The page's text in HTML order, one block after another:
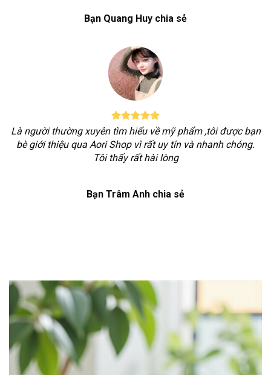
Bạn Quang Huy chia sẻ
Là người thường xuyên tìm hiểu về mỹ phẩm ,tôi được bạn
bè giới thiệu qua Aori Shop vì rất uy tín và nhanh chóng.
Tôi thấy rất hài lòng
Bạn Trâm Anh chia sẻ